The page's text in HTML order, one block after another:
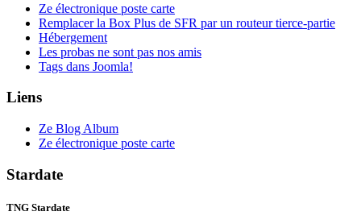
Ze électronique poste carte
Remplacer la Box Plus de SFR par un routeur tierce-partie
Hébergement
Les probas ne sont pas nos amis
Tags dans Joomla!
Liens
Ze Blog Album
Ze électronique poste carte
Stardate
TNG Stardate